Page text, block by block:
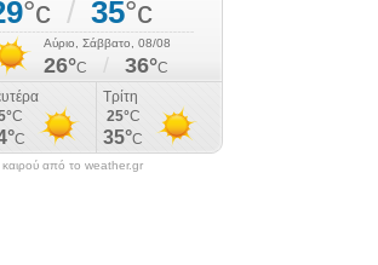
από το weather.gr